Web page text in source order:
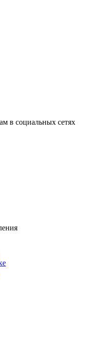
в социальных сетях